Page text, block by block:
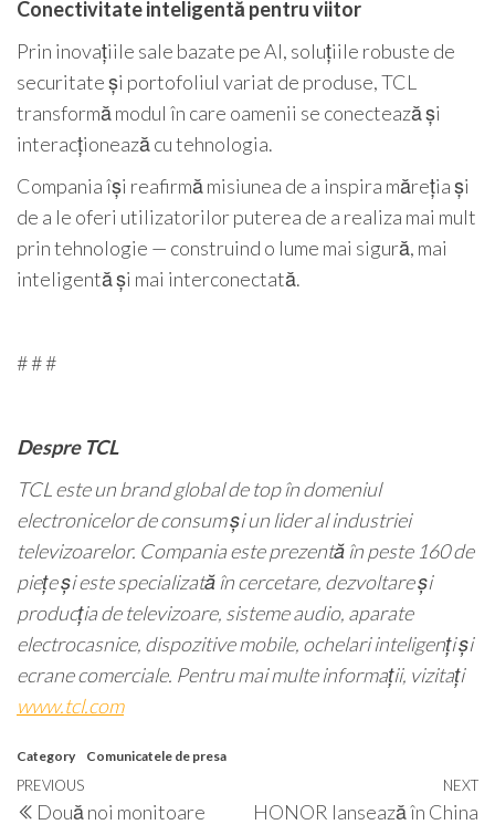
Conectivitate inteligentă pentru viitor
Prin inovațiile sale bazate pe AI, soluțiile robuste de
securitate și portofoliul variat de produse, TCL
transformă modul în care oamenii se conectează și
interacționează cu tehnologia.
Compania își reafirmă misiunea de a inspira măreția și
de a le oferi utilizatorilor puterea de a realiza mai mult
prin tehnologie — construind o lume mai sigură, mai
inteligentă și mai interconectată.
# # #
Despre TCL
TCL este un brand global de top în domeniul
electronicelor de consum și un lider al industriei
televizoarelor. Compania este prezentă în peste 160 de
piețe și este specializată în cercetare, dezvoltare și
producția de televizoare, sisteme audio, aparate
electrocasnice, dispozitive mobile, ochelari inteligenți și
ecrane comerciale. Pentru mai multe informații, vizitați
www.tcl.com
Category Comunicatele de presa
Post
Previous
Post
PREVIOUS
Două noi monitoare
NEXT
HONOR lansează în China